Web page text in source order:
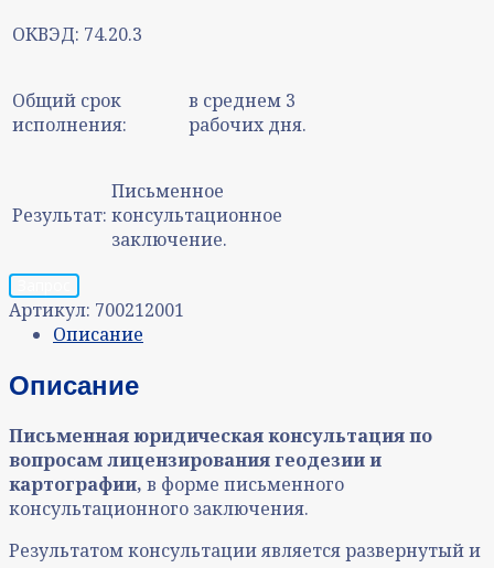
ОКВЭД: 74.20.3
Общий срок
исполнения:
в среднем 3
рабочих дня.
Результат:
Письменное
консультационное
заключение.
Артикул: 700212001
Описание
Описание
Письменная юридическая консультацияпо
вопросамлицензирования геодезии и
картографии, в форме письменного
консультационного заключения.
Результатом консультации является развернутый и